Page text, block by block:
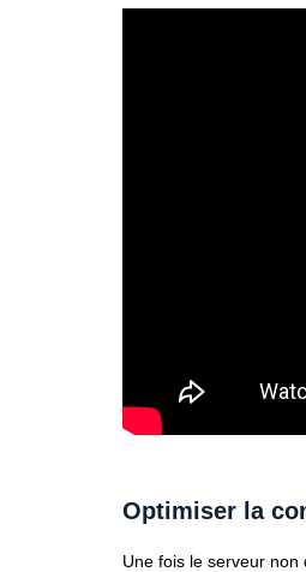
Optimiser la
Une fois le serveur non